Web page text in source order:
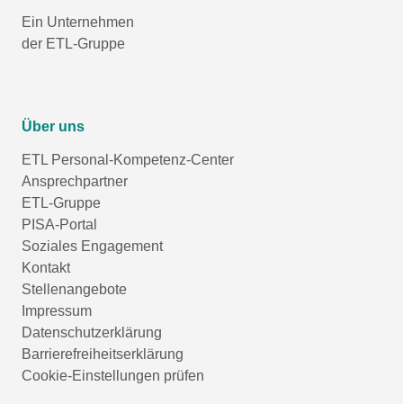
Ein Unternehmen
der ETL-Gruppe
Über uns
ETL Personal-Kompetenz-Center
Ansprechpartner
ETL-Gruppe
PISA-Portal
Soziales Engagement
Kontakt
Stellenangebote
Impressum
Datenschutzerklärung
Barrierefreiheitserklärung
Cookie-Einstellungen prüfen